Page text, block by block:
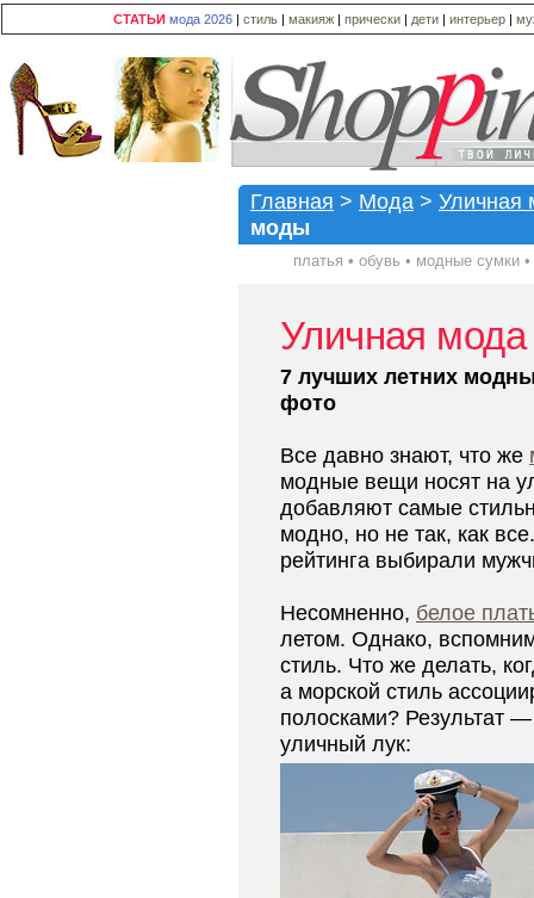
СТАТЬИ мода 2026 | стиль | макияж | прически | дети | интерьер |
Главная > Мода > Уличная
моды
платья • обувь • модные сумки •
Уличная
7 лучших летних
фото
Все давно знают, что же
модные вещи носят на
добавляют самые
модно, но не так, как
рейтинга выбирали
Несомненно, белое
летом. Однако,
стиль. Что же делать,
а морской стиль
полосками? Результат
уличный лук: